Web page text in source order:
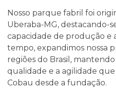
Nosso parque fabril foi
Uberaba-MG, destacando-
capacidade de produção e
tempo, expandimos nossa
regiões do Brasil,
qualidade e a agilidade
Cobau desde a fundação.